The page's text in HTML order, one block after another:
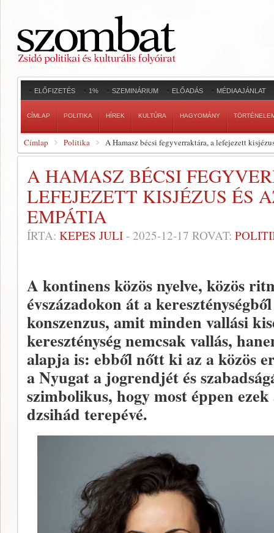
ELŐFIZETÉS 1% SZEMINÁRIUM ELŐADÁS MÉDIAAJÁNLAT
CÍMLAP POLITIKA HÍREK KULTÚRA HAGYOMÁNY
Címlap Politika A Hamasz bécsi fegyverraktára, a lefejezett
A HAMASZ BÉCSI
LEFEJEZETT KISJÉZUS ÉS
EMPÁTIA
ÍRTA: KEPES JULI - 2025-12-17 ROVAT:
A kontinens közös nyelve, közös
évszázadokon át a
konszenzus, amit minden vallási
kereszténység nemcsak vallás,
alapja is: ebből nőtt ki az a közös
a Nyugat a jogrendjét és
szimbolikus, hogy most éppen
dzsihád terepévé.